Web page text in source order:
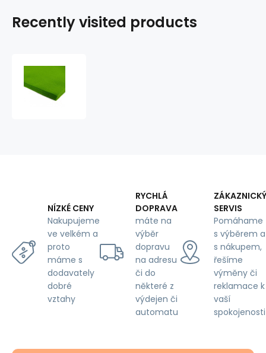
Recently visited products
NÍZKÉ CENY
Nakupujeme
ve velkém a
proto
máme s
dodavately
dobré
vztahy
RYCHLÁ
DOPRAVA
máte na
výběr
dopravu
na adresu
či do
některé z
výdejen či
automatu
ZÁKAZNICKÝ
SERVIS
Pomáhame
s výběrem a
s nákupem,
řešíme
výměny či
reklamace k
vaší
spokojenosti